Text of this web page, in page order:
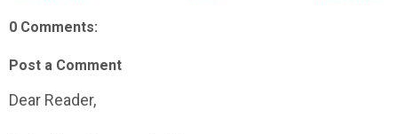
0 Comments:
Post a Comment
Dear Reader,